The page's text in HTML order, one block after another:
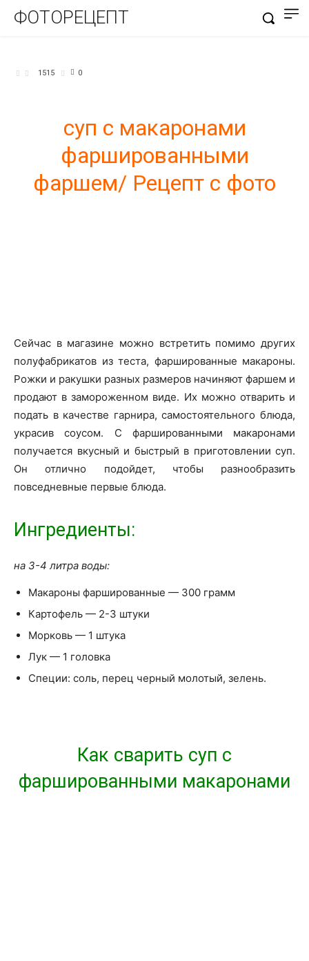
ФОТОРЕЦЕПТ
1515 0
суп с макаронами
фаршированными
фаршем/ Рецепт с фото
Сейчас в магазине можно встретить помимо других
полуфабрикатов из теста, фаршированные макароны.
Рожки и ракушки разных размеров начиняют фаршем и
продают в замороженном виде. Их можно отварить и
подать в качестве гарнира, самостоятельного блюда,
украсив соусом. С фаршированными макаронами
получается вкусный и быстрый в приготовлении суп.
Он отлично подойдет, чтобы разнообразить
повседневные первые блюда.
Ингредиенты:
на 3-4 литра воды:
Макароны фаршированные — 300 грамм
Картофель — 2-3 штуки
Морковь — 1 штука
Лук — 1 головка
Специи: соль, перец черный молотый, зелень.
Как сварить суп с
фаршированными макаронами